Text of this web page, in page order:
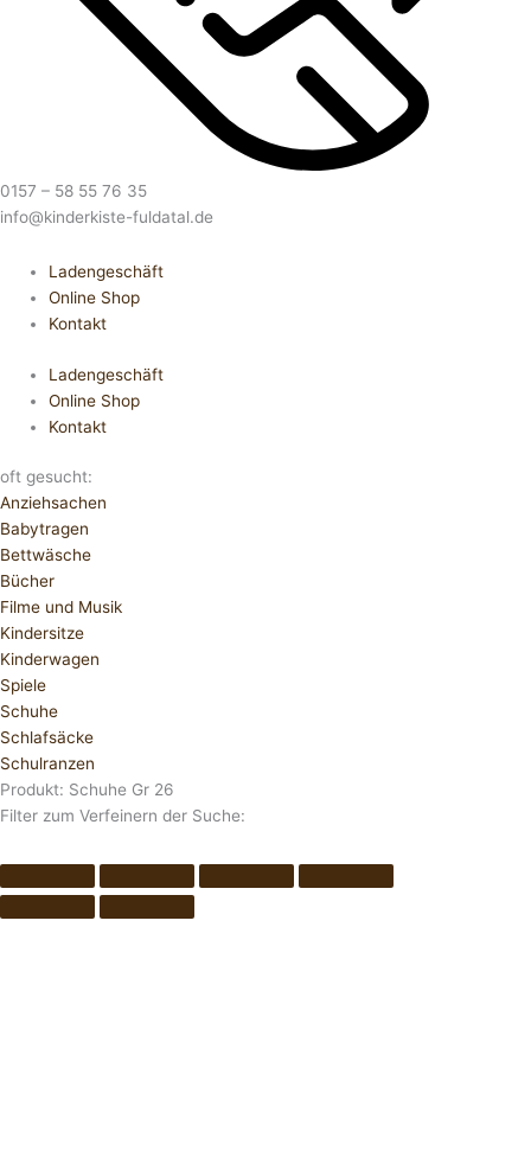
0157 – 58 55 76 35
info@kinderkiste-fuldatal.de
Ladengeschäft
Online Shop
Kontakt
Ladengeschäft
Online Shop
Kontakt
oft gesucht:
Anziehsachen
Babytragen
Bettwäsche
Bücher
Filme und Musik
Kindersitze
Kinderwagen
Spiele
Schuhe
Schlafsäcke
Schulranzen
Produkt: Schuhe Gr 26
Filter zum Verfeinern der Suche: